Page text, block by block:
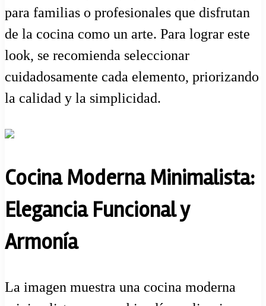
para familias o profesionales que disfrutan
de la cocina como un arte. Para lograr este
look, se recomienda seleccionar
cuidadosamente cada elemento, priorizando
la calidad y la simplicidad.
Cocina Moderna Minimalista:
Elegancia Funcional y
Armonía
La imagen muestra una cocina moderna